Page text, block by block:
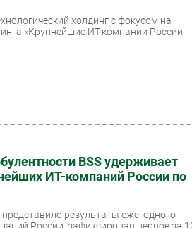
холдинг с фокусом на
«Крупнейшие ИТ-компании России
BSS удерживает
ИТ-компаний России по
представило результаты ежегодного